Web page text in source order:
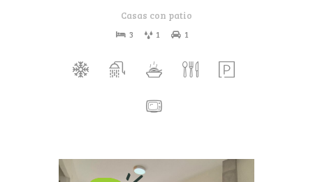
Casas con patio
3 1 1